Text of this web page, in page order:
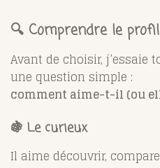
🔍 Comprendre le
Avant de choisir, j’essaie
une question simple :
comment aime-t-il (ou
🍇 Le curieux
Il aime découvrir,